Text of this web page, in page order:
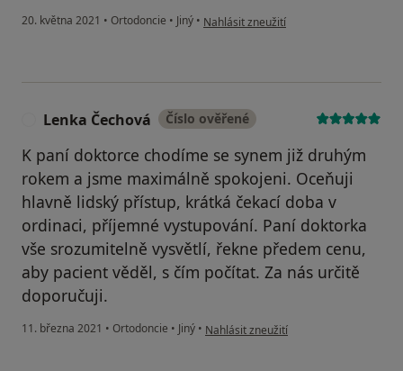
20. května 2021 • Ortodoncie • Jiný • podle názoru uživatele Zdeněk
Nahlásit zneužití
Lenka Čechová Číslo ověřené
K paní doktorce chodíme se synem již druhým
rokem a jsme maximálně spokojeni. Oceňuji
hlavně lidský přístup, krátká čekací doba v
ordinaci, příjemné vystupování. Paní doktorka
vše srozumitelně vysvětlí, řekne předem cenu,
aby pacient věděl, s čím počítat. Za nás určitě
doporučuji.
11. března 2021 • Ortodoncie • Jiný • podle názoru uživatele Lenka Čechová
Nahlásit zneužití